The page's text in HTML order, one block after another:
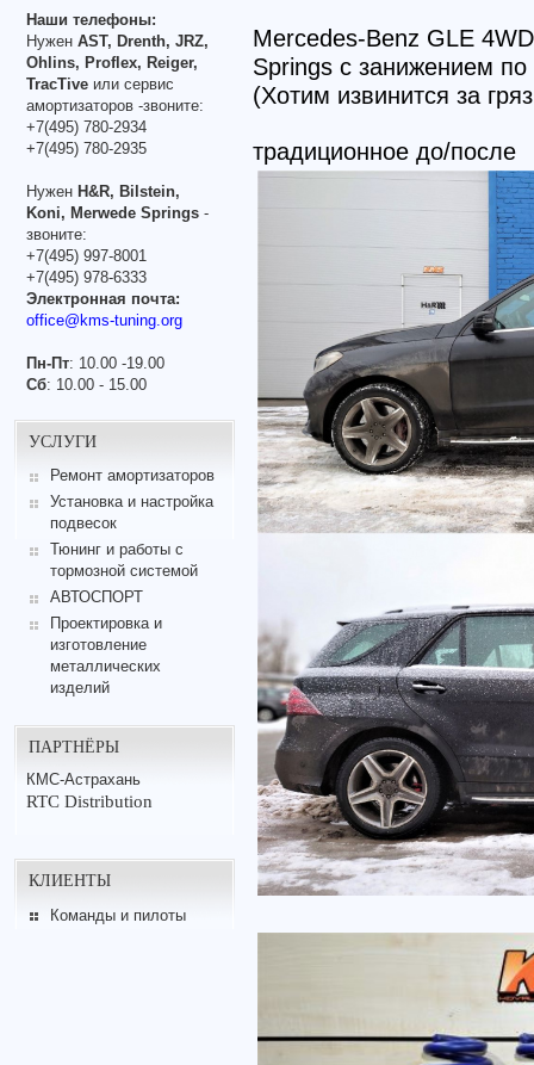
Наши телефоны:
Нужен AST, Drenth, JRZ,
Ohlins, Proflex, Reiger,
TracTive или сервис
амортизаторов -звоните:
+7(495) 780-2934
+7(495) 780-2935
Нужен H&R, Bilstein,
Koni, Merwede Springs -
звоните:
+7(495) 997-8001
+7(495) 978-6333
Электронная почта:
office@kms-tuning.org
Пн-Пт: 10.00 -19.00
Сб: 10.00 - 15.00
УСЛУГИ
Ремонт амортизаторов
Установка и настройка
подвесок
Тюнинг и работы с
тормозной системой
АВТОСПОРТ
Проектировка и
изготовление
металлических
изделий
ПАРТНЁРЫ
КМС-Астрахань
RTC Distribution
КЛИЕНТЫ
Команды и пилоты
Mercedes-Benz GLE
Springs с занижением
(Хотим извинится за
традиционное до/после